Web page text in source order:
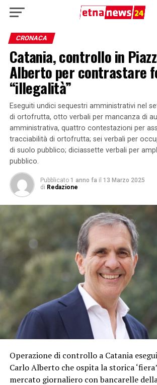
CRONACA
Catania, controllo in
Alberto per contrastare
“illegalità”
Eseguiti undici sequestri amministrativi nel
di ortofrutta, otto verbali per mancanza di
amministrativa, quattro contestazioni per
tracciabilità di ortofrutta; sei verbali per
di suolo pubblico; diciassette verbali per
pubblico.
Pubblicato 1 anno fa il 13 Marzo 2025
di Redazione
Operazione di controllo a Catania
Carlo Alberto che ospita la storica
mercato giornaliero con bancarelle